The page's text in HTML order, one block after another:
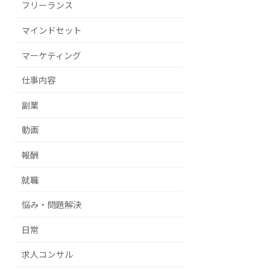
フリーランス
マインドセット
マーケティング
仕事内容
副業
動画
報酬
就職
悩み・問題解決
日常
求人コンサル